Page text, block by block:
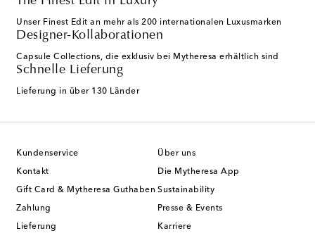
Unser Finest Edit an mehr als 200 internationalen Luxusmarken
Designer-Kollaborationen
Capsule Collections, die exklusiv bei Mytheresa erhältlich sind
Schnelle Lieferung
Lieferung in über 130 Länder
Kundenservice
Kontakt
Gift Card & Mytheresa Guthaben
Zahlung
Lieferung
Über uns
Die Mytheresa App
Sustainability
Presse & Events
Karriere